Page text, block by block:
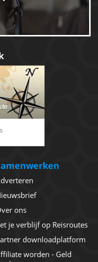
ons
je verblijf op Reisroutes
downloadplatform
worden - Geld